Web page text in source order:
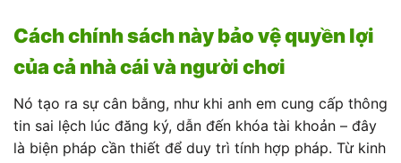
Cách chính sách này bảo vệ quyền lợi
của cả nhà cái và người chơi
Nó tạo ra sự cân bằng, như khi anh em cung cấp thông
tin sai lệch lúc đăng ký, dẫn đến khóa tài khoản – đây
là biện pháp cần thiết để duy trì tính hợp pháp. Từ kinh